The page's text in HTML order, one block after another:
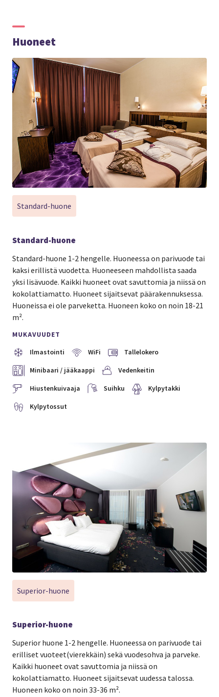
Huoneet
Standard-huone
Standard-huone
Standard-huone 1-2 hengelle. Huoneessa on parivuode tai
kaksi erillistä vuodetta. Huoneeseen mahdollista saada
yksi lisävuode. Kaikki huoneet ovat savuttomia ja niissä on
kokolattiamatto. Huoneet sijaitsevat päärakennuksessa.
Huoneissa ei ole parveketta. Huoneen koko on noin 18-21
m².
MUKAVUUDET
Ilmastointi
WiFi Tallelokero
Minibaari / jääkaappi Vedenkeitin
Hiustenkuivaaja Suihku Kylpytakki
Kylpytossut
Superior-huone
Superior-huone
Superior huone 1-2 hengelle. Huoneessa on parivuode tai
erilliset vuoteet(vierekkäin) sekä vuodesohva ja parveke.
Kaikki huoneet ovat savuttomia ja niissä on
kokolattiamatto. Huoneet sijaitsevat uudessa talossa.
Huoneen koko on noin 33-36 m².